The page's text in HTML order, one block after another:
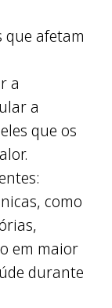
que afetam
a
a
que os
como
em maior
durante